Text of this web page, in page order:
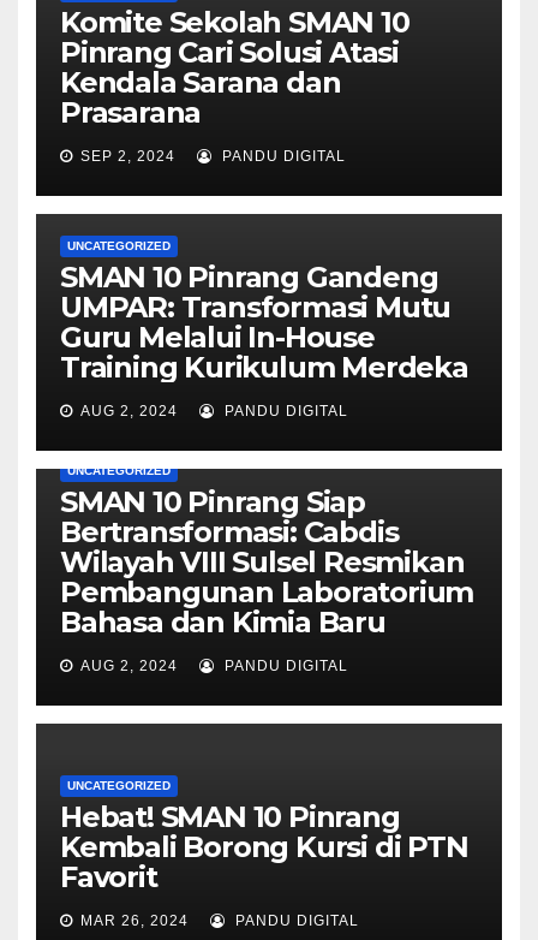
Komite Sekolah SMAN 10
Pinrang Cari Solusi Atasi
Kendala Sarana dan
Prasarana
SEP 2, 2024 PANDU DIGITAL
UNCATEGORIZED
SMAN 10 Pinrang Gandeng
UMPAR: Transformasi Mutu
Guru Melalui In-House
Training Kurikulum Merdeka
AUG 2, 2024 PANDU DIGITAL
UNCATEGORIZED
SMAN 10 Pinrang Siap
Bertransformasi: Cabdis
Wilayah VIII Sulsel Resmikan
Pembangunan Laboratorium
Bahasa dan Kimia Baru
AUG 2, 2024 PANDU DIGITAL
UNCATEGORIZED
Hebat! SMAN 10 Pinrang
Kembali Borong Kursi di PTN
Favorit
MAR 26, 2024 PANDU DIGITAL